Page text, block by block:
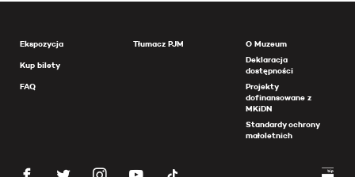
Ekspozycja
Kup bilety
FAQ
Tłumacz PJM
O Muzeum
Deklaracja
dostępności
Projekty
dofinansowane z
MKiDN
Standardy ochrony
małoletnich